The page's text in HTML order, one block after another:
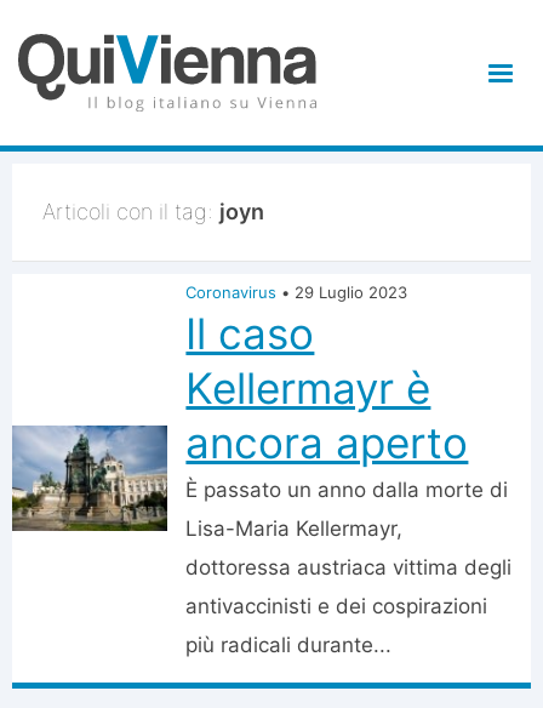
Articoli con il tag: joyn
Coronavirus • 29 Luglio 2023
Il caso
Kellermayr è
ancora aperto
È passato un anno dalla morte di
Lisa-Maria Kellermayr,
dottoressa austriaca vittima degli
antivaccinisti e dei cospirazioni
più radicali durante...